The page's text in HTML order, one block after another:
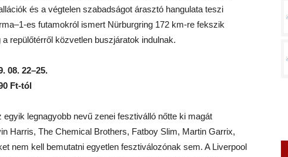
és a végtelen szabadságot árasztó hangulata teszi
es futamokról ismert Nürburgring 172 km-re fekszik
repülőtérről közvetlen buszjáratok indulnak.
08. 22–25.
Ft-tól
legnagyobb nevű zenei fesztiválló nőtte ki magát
Harris, The Chemical Brothers, Fatboy Slim, Martin Garrix,
nem kell bemutatni egyetlen fesztiválozónak sem. A Liverpool